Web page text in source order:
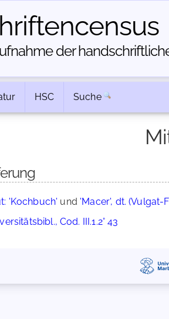
der
HSC Suche
'Kochbuch' und 'Macer', dt. (Vulgat-
Cod. III.1.2° 43